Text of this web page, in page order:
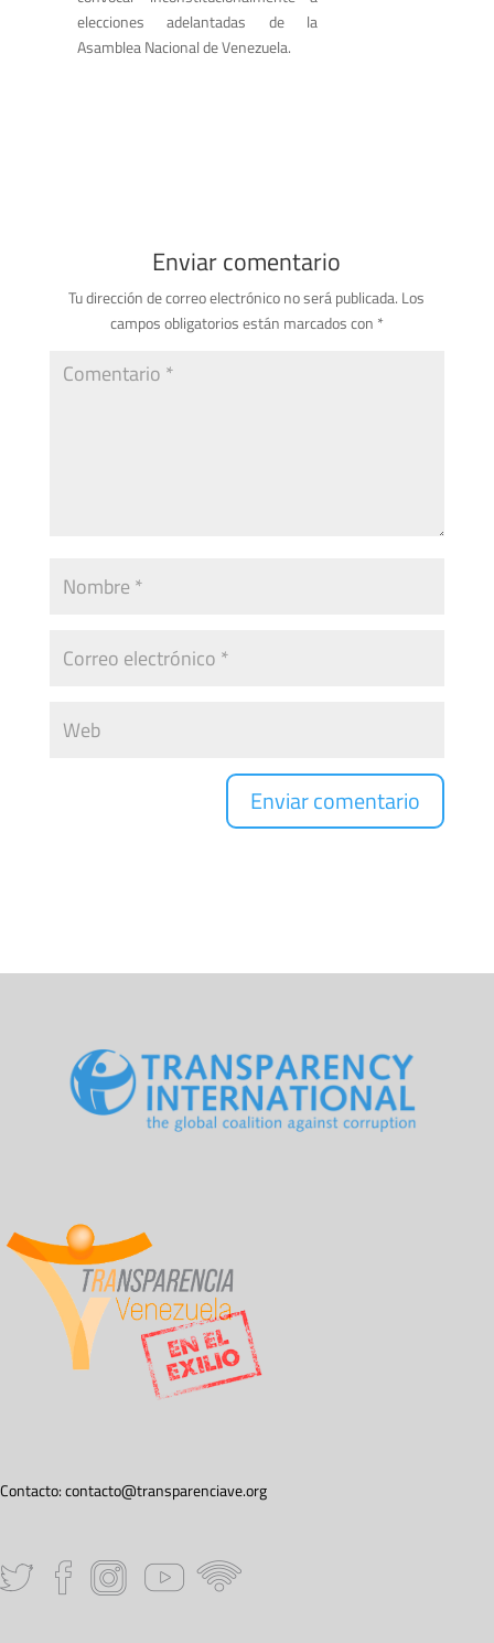
elecciones adelantadas de la
Asamblea Nacional de Venezuela.
Enviar comentario
Tu dirección de correo electrónico no será publicada. Los
campos obligatorios están marcados con *
Contacto:contacto@transparenciave.org